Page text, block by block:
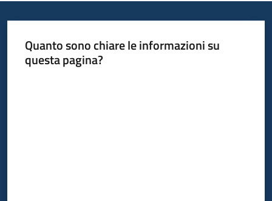
Quanto sono chiare le informazioni su
questa pagina?